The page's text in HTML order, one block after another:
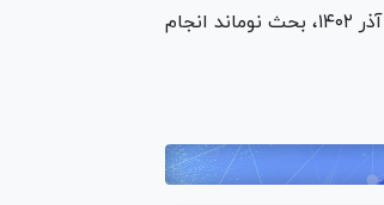
این مقام مسئول در پایان با تاکید بر بحث جداسازی پسماند از مبدا تصریح کرد: از آذر ۱۴۰۲، بحث نوماند انجام